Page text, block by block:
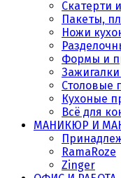
Скатерти
Пакеты,
Ножи
Формы и
Зажигалки
Столовые
Кухоные
Всё для
МАНИКЮР И
RamaRoze
Zinger